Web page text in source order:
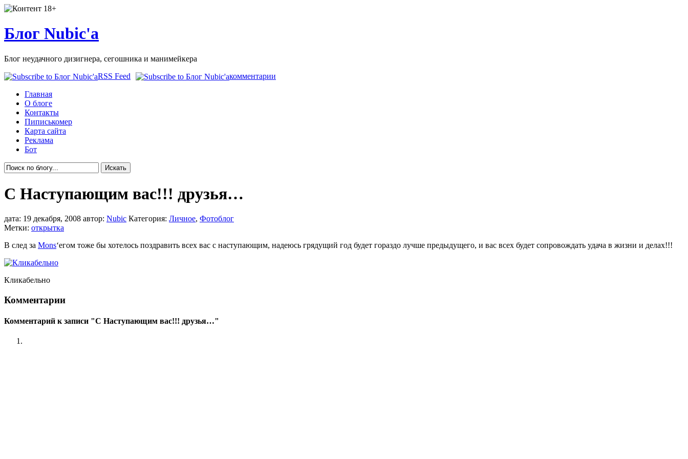
Блог Nubic'а
Блог неудачного дизигнера, сегошника и манимейкера
RSS Feed
комментарии
Главная
О блоге
Контакты
Пиписькомер
Карта сайта
Реклама
Бот
С Наступающим вас!!! друзья…
дата: 19 декабря, 2008 автор: Nubic Категория: Личное, Фотоблог
Метки: открытка
В след за Mons‘егом тоже бы хотелось поздравить всех вас с наступающим, надеюсь грядущий год будет гораздо лучше предыдущего, и вас всех будет сопровождать удача в жизни и делах!!!
Кликабельно
Комментарии
Комментарий к записи "С Наступающим вас!!! друзья…"